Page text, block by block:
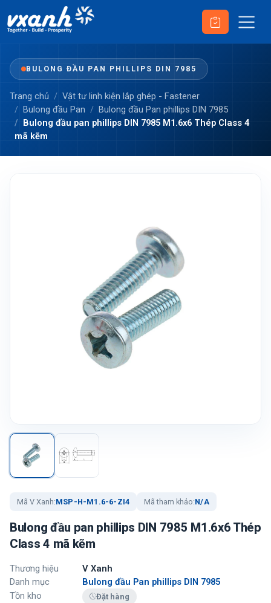
BULONG ĐẦU PAN PHILLIPS DIN 7985
Trang chủ
Vật tư linh kiện lắp ghép - Fastener
Bulong đầu Pan
Bulong đầu Pan phillips DIN 7985
Bulong đầu pan phillips DIN 7985 M1.6x6 Thép Class 4
mã kẽm
Mã V Xanh:MSP-H-M1.6-6-ZI4 Mã tham khảo:N/A
Bulong đầu pan phillips DIN 7985 M1.6x6 Thép
Class 4 mã kẽm
Thương hiệu
V Xanh
Danh mục
Bulong đầu Pan phillips DIN 7985
Tồn kho
Đặt hàng